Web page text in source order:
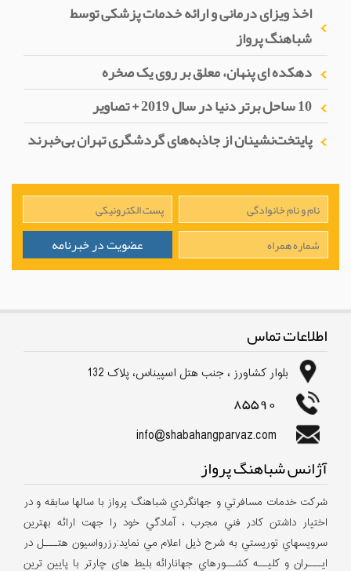
اخذ ویزای درمانی و ارائه خدمات پزشکی توسط
شباهنگ پرواز
دهکده ای پنهان، معلق بر روی یک صخره
10 ساحل برتر دنیا در سال 2019 + تصاویر
پایتخت‌نشینان از جاذبه‌های گردشگری تهران بی‌خبرند
اطلاعات تماس
بلوار كشاورز ، جنب هتل اسپیناس، پلاک 132
85590
info@shabahangparvaz.com
آژانس شباهنگ پرواز
شركت خدمات مسافرتي و جهانگردي شباهنگ پرواز با سالها سابقه و در
اختيار داشتن كادر فني مجرب ، آمادگي خود را جهت ارائه بهترين
سرويسهاي توريستي به شرح ذيل اعلام مي نمايد:رزرواسيون هتـــل در
ايـــران و كليــه كشــورهاي جهانارائه بلیط های چارتر با پایین ترین